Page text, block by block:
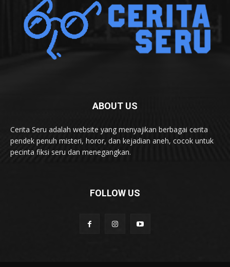
ABOUT US
Cerita Seru adalah website yang menyajikan berbagai cerita
pendek penuh misteri, horor, dan kejadian aneh, cocok untuk
pecinta fiksi seru dan menegangkan.
FOLLOW US